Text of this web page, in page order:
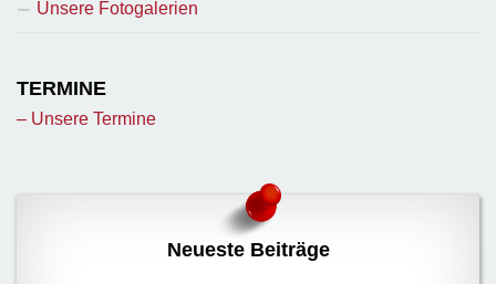
Unsere Fotogalerien
TERMINE
– Unsere Termine
Neueste Beiträge